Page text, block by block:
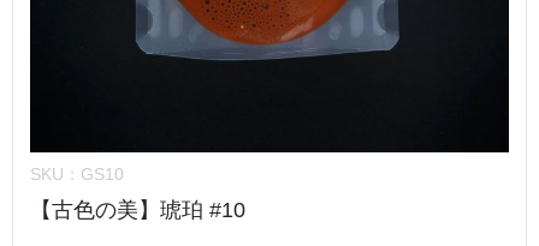
SKU： GS10
【古色の美】琥珀 #10